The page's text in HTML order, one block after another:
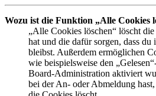
Wozu ist die Funktion „Alle Cookies
„Alle Cookies löschen“ löscht
hat und die dafür sorgen, dass du
bleibst. Außerdem ermöglichen
wie beispielsweise den
Board-Administration aktiviert
bei der An- oder Abmeldung